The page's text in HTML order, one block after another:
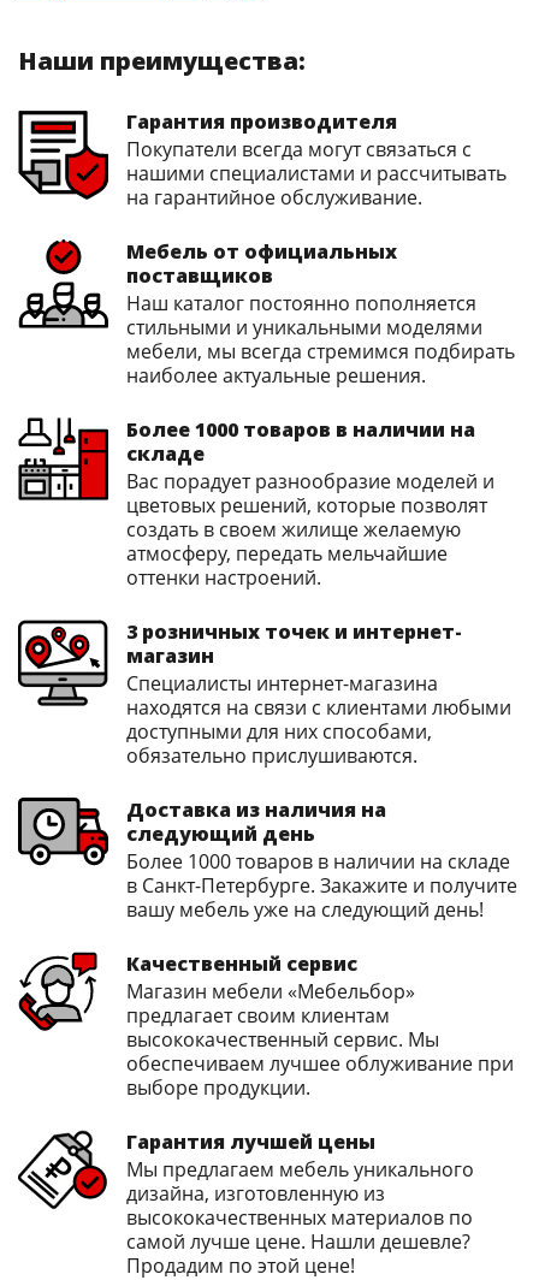
Наши преимущества:
Гарантия производителя
Покупатели всегда могут связаться с
нашими специалистами и рассчитывать
на гарантийное обслуживание.
Мебель от официальных
поставщиков
Наш каталог постоянно пополняется
стильными и уникальными моделями
мебели, мы всегда стремимся подбирать
наиболее актуальные решения.
Более 1000 товаров в наличии на
складе
Вас порадует разнообразие моделей и
цветовых решений, которые позволят
создать в своем жилище желаемую
атмосферу, передать мельчайшие
оттенки настроений.
3 розничных точек и интернет-
магазин
Специалисты интернет-магазина
находятся на связи с клиентами любыми
доступными для них способами,
обязательно прислушиваются.
Доставка из наличия на
следующий день
Более 1000 товаров в наличии на складе
в Санкт-Петербурге. Закажите и получите
вашу мебель уже на следующий день!
Качественный сервис
Магазин мебели «Мебельбор»
предлагает своим клиентам
высококачественный сервис. Мы
обеспечиваем лучшее облуживание при
выборе продукции.
Гарантия лучшей цены
Мы предлагаем мебель уникального
дизайна, изготовленную из
высококачественных материалов по
самой лучше цене. Нашли дешевле?
Продадим по этой цене!